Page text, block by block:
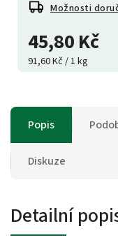
45,80 Kč
91,60 Kč / 1 kg
Možnosti
Popis
Diskuze
Detailní